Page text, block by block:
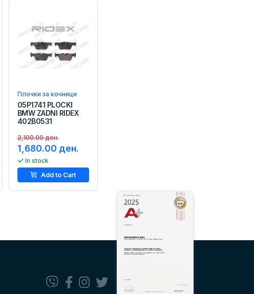
Плочки за кочници
05P1741 PLOCKI
BMW ZADNI RIDEX
402B0531
2,100.00 ден.
1,680.00 ден.
In stock
Add to Cart